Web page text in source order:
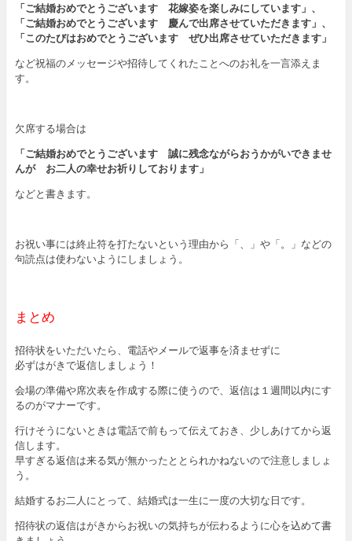
「ご結婚おめでとうございます 花嫁姿を楽しみにしています」、
「ご結婚おめでとうございます 慶んで出席させていただきます」、
「このたびはおめでとうございます ぜひ出席させていただきます」
など祝福のメッセージや招待してくれたことへのお礼を一言添えま
す。
欠席する場合は
「ご結婚おめでとうございます 誠に残念ながらおうかがいできませ
んが お二人の幸せお祈りしております」
などと書きます。
お祝い事には終止符を打たないという理由から「、」や「。」などの
句読点は使わないようにしましょう。
まとめ
招待状をいただいたら、電話やメールで返事を済ませずに
必ずはがきで返信しましょう！
会場の準備や席次表を作成する際に使うので、返信は１週間以内にす
るのがマナーです。
行けそうにないときは電話で前もって伝えておき、少しあけてから返
信します。
早すぎる返信は来る気が無かったととられかねないので注意しましょ
う。
結婚するお二人にとって、結婚式は一生に一度の大切な日です。
招待状の返信はがきからお祝いの気持ちが伝わるように心を込めて書